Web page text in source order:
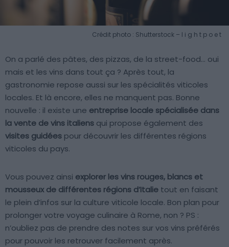
Crédit photo : Shutterstock – l i g h t p o e t
On a parlé des pâtes, des pizzas, de la street-food… oui
mais et les vins dans tout ça ? Après tout, la
gastronomie repose aussi sur les spécialités viticoles
locales. Et là encore, elles ne manquent pas. Bonne
nouvelle : il existe une entreprise locale spécialisée dans
la vente de vins italiens qui propose également des
visites guidées pour découvrir les différentes régions
viticoles du pays.
Vous pouvez ainsi explorer les vins rouges, blancs et
mousseux de différentes régions d’Italie tout en faisant
le plein d’infos sur la culture viticole locale. Bon plan pour
prolonger votre voyage culinaire à Rome, non ? PS :
n’oubliez pas de prendre des notes sur vos vins préférés
pour pouvoir les retrouver facilement après.